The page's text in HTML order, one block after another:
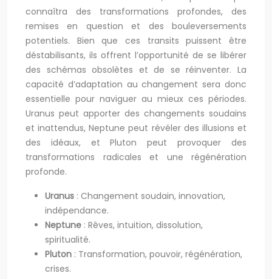
connaîtra des transformations profondes, des
remises en question et des bouleversements
potentiels. Bien que ces transits puissent être
déstabilisants, ils offrent l’opportunité de se libérer
des schémas obsolètes et de se réinventer. La
capacité d’adaptation au changement sera donc
essentielle pour naviguer au mieux ces périodes.
Uranus peut apporter des changements soudains
et inattendus, Neptune peut révéler des illusions et
des idéaux, et Pluton peut provoquer des
transformations radicales et une régénération
profonde.
Uranus : Changement soudain, innovation,
indépendance.
Neptune : Rêves, intuition, dissolution,
spiritualité.
Pluton : Transformation, pouvoir, régénération,
crises.